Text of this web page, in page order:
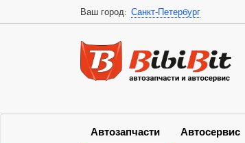
Ваш город: Санкт-Петербург
Автозапчасти Автосервис